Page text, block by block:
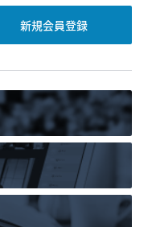
新規会員登録